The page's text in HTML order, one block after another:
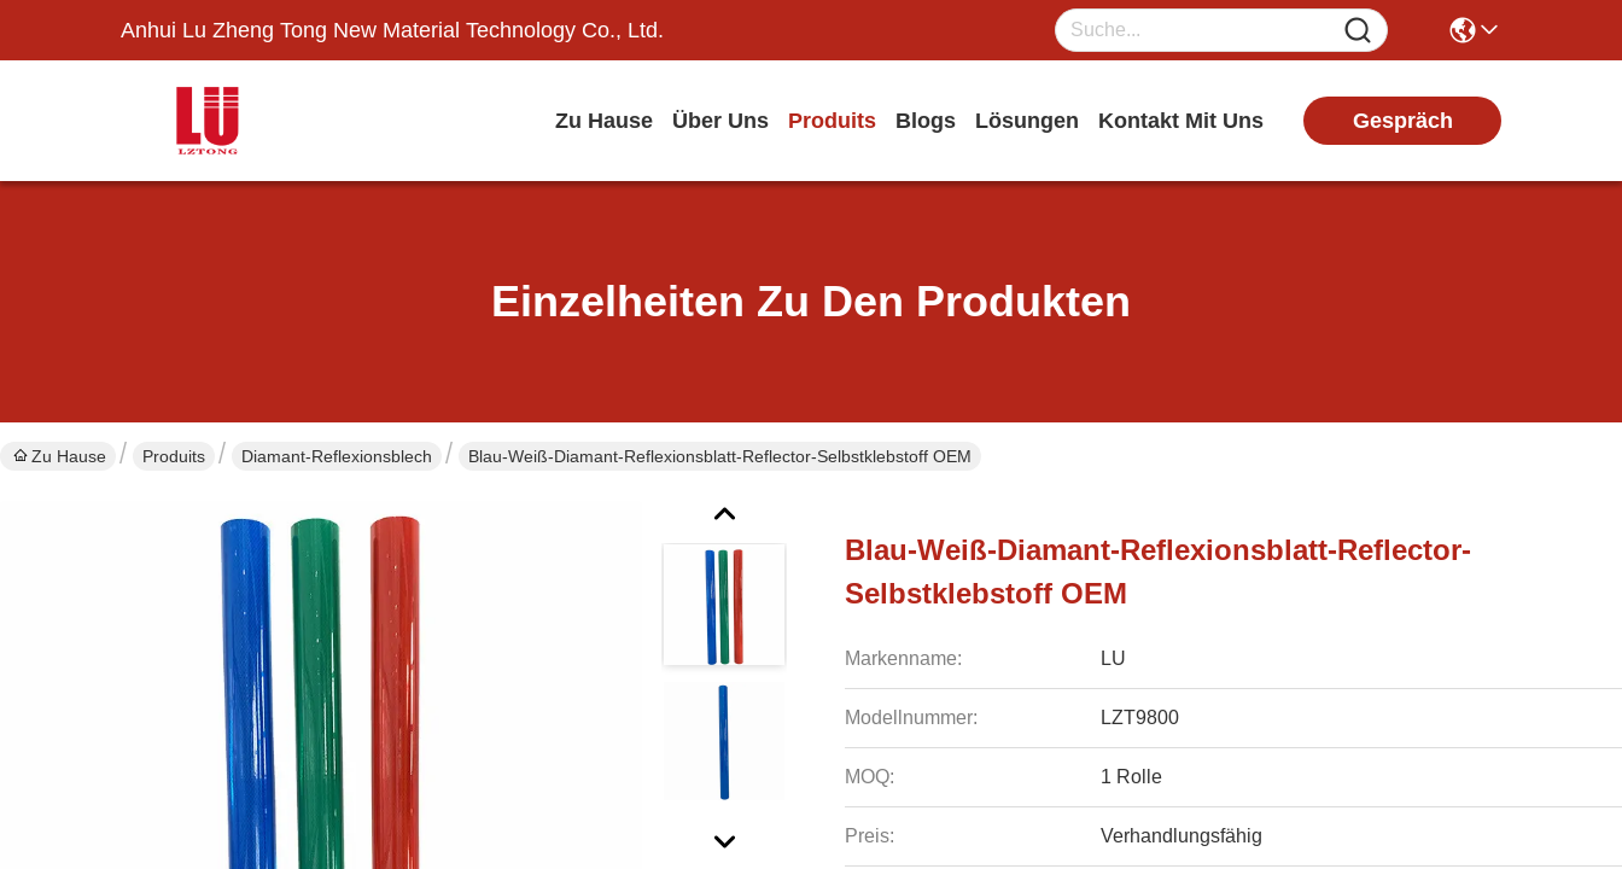
Anhui Lu Zheng Tong New Material Technology Co., Ltd.
Zu Hause Über Uns Produits Blogs Lösungen Kontakt Mit Uns Gespräch
Einzelheiten Zu Den Produkten
Zu Hause Produits Diamant-Reflexionsblech Blau-Weiß-Diamant-Reflexionsblatt-Reflector-Selbstklebstoff OEM
Blau-Weiß-Diamant-Reflexionsblatt-Reflector-
Selbstklebstoff OEM
Markenname: LU
Modellnummer: LZT9800
MOQ: 1 Rolle
Preis: Verhandlungsfähig